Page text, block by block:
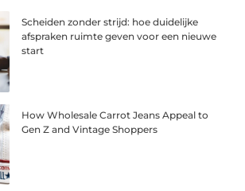
Scheiden zonder strijd: hoe duidelijke
afspraken ruimte geven voor een nieuwe
start
How Wholesale Carrot Jeans Appeal to
Gen Z and Vintage Shoppers